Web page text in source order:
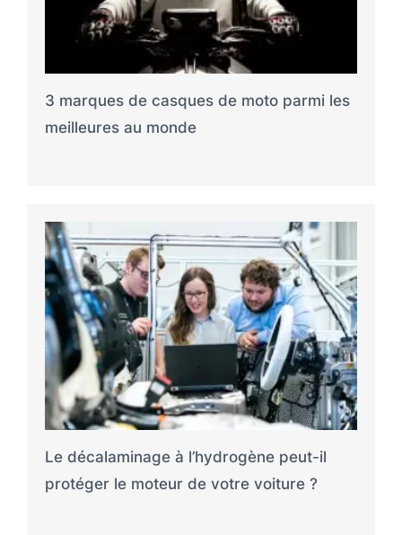
3 marques de casques de moto parmi les
meilleures au monde
Le décalaminage à l’hydrogène peut-il
protéger le moteur de votre voiture ?